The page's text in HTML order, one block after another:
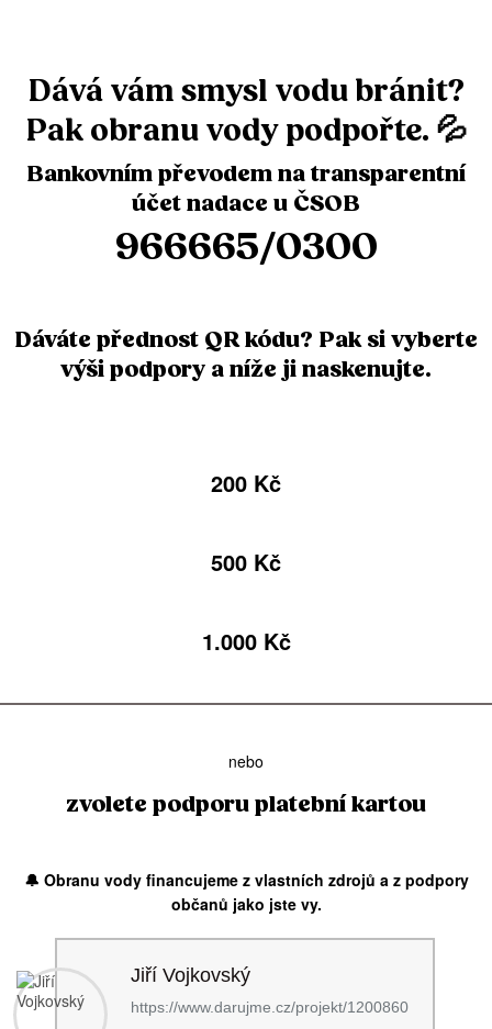
Dává vám smysl vodu bránit?
Pak obranu vody podpořte. 💦
Bankovním převodem na transparentní
účet nadace u ČSOB
966665/0300
Dáváte přednost QR kódu? Pak si vyberte
výši podpory a níže ji naskenujte.
200 Kč
500 Kč
1.000 Kč
nebo
zvolete podporu platební kartou
🔔 Obranu vody financujeme z vlastních zdrojů a z podpory
občanů jako jste vy.
Jiří Vojkovský
https://www.darujme.cz/projekt/1200860